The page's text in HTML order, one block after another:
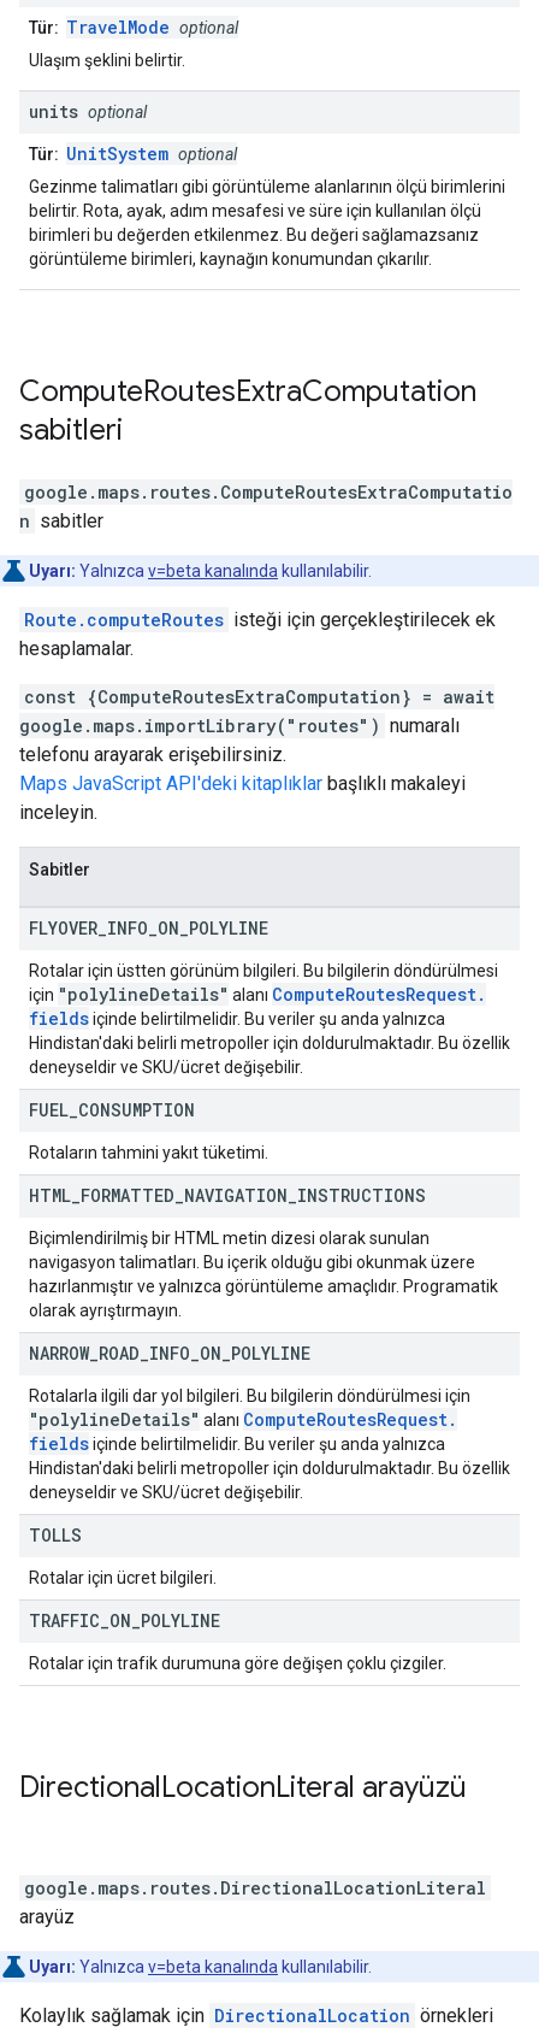
Tür: TravelMode optional
Ulaşım şeklini belirtir.
units optional
Tür: UnitSystem optional
Gezinme talimatları gibi görüntüleme alanlarının ölçü birimlerini
belirtir. Rota, ayak, adım mesafesi ve süre için kullanılan ölçü
birimleri bu değerden etkilenmez. Bu değeri sağlamazsanız
görüntüleme birimleri, kaynağın konumundan çıkarılır.
ComputeRoutesExtraComputation
sabitleri
google.maps.routes. ComputeRoutesExtraComputatio
n sabitler
Uyarı: Yalnızcav=beta kanalında kullanılabilir.
Route.computeRoutes isteği için gerçekleştirilecek ek
hesaplamalar.
const {ComputeRoutesExtraComputation} = await
google.maps.importLibrary("routes") numaralı
telefonu arayarak erişebilirsiniz.
Maps JavaScript API'deki kitaplıklar başlıklı makaleyi
inceleyin.
Sabitler
FLYOVER INFO ON POLYLINE
Rotalar için üstten görünüm bilgileri. Bu bilgilerin döndürülmesi
için "polylineDetails" alanı ComputeRoutesRequest.
fieldsiçinde belirtilmelidir. Bu veriler şu anda yalnızca
Hindistan'daki belirli metropoller için doldurulmaktadır. Bu özellik
deneyseldir ve SKU/ücret değişebilir.
FUEL CONSUMPTION
Rotaların tahmini yakıt tüketimi.
HTML FORMATTED NAVIGATION INSTRUCTIONS
Biçimlendirilmiş bir HTML metin dizesi olarak sunulan
navigasyon talimatları. Bu içerik olduğu gibi okunmak üzere
hazırlanmıştır ve yalnızca görüntüleme amaçlıdır. Programatik
olarak ayrıştırmayın.
NARROW_ ROAD INFO ON POLYLINE
Rotalarla ilgili dar yol bilgileri. Bu bilgilerin döndürülmesi için
"polylineDetails" alanı ComputeRoutesRequest.
fieldsiçinde belirtilmelidir. Bu veriler şu anda yalnızca
Hindistan'daki belirli metropoller için doldurulmaktadır. Bu özellik
deneyseldir ve SKU/ücret değişebilir.
TOLLS
Rotalar için ücret bilgileri.
TRAFFIC ON POLYLINE
Rotalar için trafik durumuna göre değişen çoklu çizgiler.
DirectionalLocationLiteral arayüzü
google.maps.routes. DirectionalLocationLiteral
arayüz
Uyarı: Yalnızcav=beta kanalında kullanılabilir.
Kolaylık sağlamak için DirectionalLocation örnekleri